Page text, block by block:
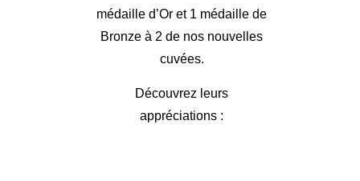
médaille d’Or et 1 médaille de
Bronze à 2 de nos nouvelles
cuvées.
Découvrez leurs
appréciations :